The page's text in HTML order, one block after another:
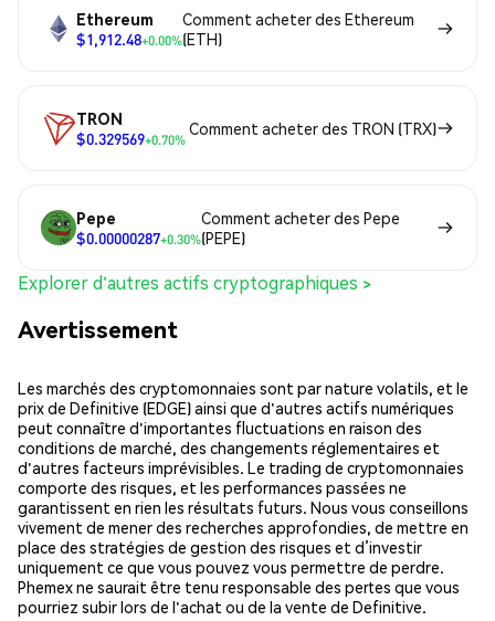
Ethereum
$1,912.48+0.00%
Comment acheter des Ethereum
(ETH)
TRON
$0.329569+0.70%
Comment acheter des TRON (TRX)
Pepe
$0.00000287+0.30%
Comment acheter des Pepe
(PEPE)
Explorer d'autres actifs cryptographiques >
Avertissement
Les marchés des cryptomonnaies sont par nature volatils, et le
prix de Definitive (EDGE) ainsi que d'autres actifs numériques
peut connaître d'importantes fluctuations en raison des
conditions de marché, des changements réglementaires et
d'autres facteurs imprévisibles. Le trading de cryptomonnaies
comporte des risques, et les performances passées ne
garantissent en rien les résultats futurs. Nous vous conseillons
vivement de mener des recherches approfondies, de mettre en
place des stratégies de gestion des risques et d’investir
uniquement ce que vous pouvez vous permettre de perdre.
Phemex ne saurait être tenu responsable des pertes que vous
pourriez subir lors de l'achat ou de la vente de Definitive.